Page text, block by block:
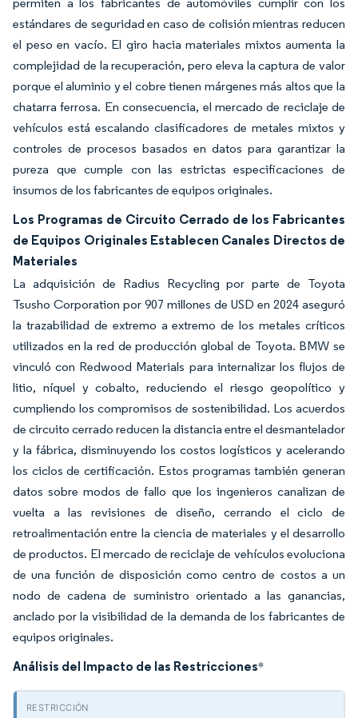
estándares de seguridad en caso de colisión mientras reducen
el peso en vacío. El giro hacia materiales mixtos aumenta la
complejidad de la recuperación, pero eleva la captura de valor
porque el aluminio y el cobre tienen márgenes más altos que la
chatarra ferrosa. En consecuencia, el mercado de reciclaje de
vehículos está escalando clasificadores de metales mixtos y
controles de procesos basados en datos para garantizar la
pureza que cumple con las estrictas especificaciones de
insumos de los fabricantes de equipos originales.
Los Programas de Circuito Cerrado de los Fabricantes
de Equipos Originales Establecen Canales Directos de
Materiales
La adquisición de Radius Recycling por parte de Toyota
Tsusho Corporation por 907 millones de USD en 2024 aseguró
la trazabilidad de extremo a extremo de los metales críticos
utilizados en la red de producción global de Toyota. BMW se
vinculó con Redwood Materials para internalizar los flujos de
litio, níquel y cobalto, reduciendo el riesgo geopolítico y
cumpliendo los compromisos de sostenibilidad. Los acuerdos
de circuito cerrado reducen la distancia entre el desmantelador
y la fábrica, disminuyendo los costos logísticos y acelerando
los ciclos de certificación. Estos programas también generan
datos sobre modos de fallo que los ingenieros canalizan de
vuelta a las revisiones de diseño, cerrando el ciclo de
retroalimentación entre la ciencia de materiales y el desarrollo
de productos. El mercado de reciclaje de vehículos evoluciona
de una función de disposición como centro de costos a un
nodo de cadena de suministro orientado a las ganancias,
anclado por la visibilidad de la demanda de los fabricantes de
equipos originales.
Análisis del Impacto de las Restricciones*